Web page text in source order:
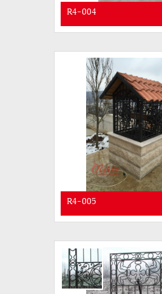
R4-004
R4-005